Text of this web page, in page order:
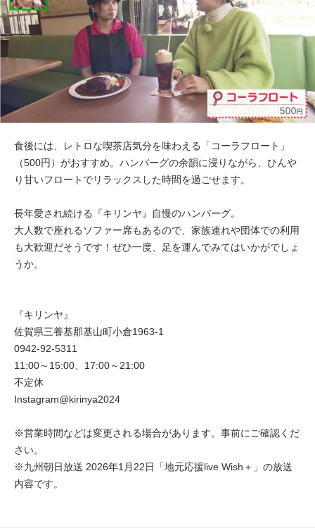
食後には、レトロな喫茶店気分を味わえる「コーラフロート」
（500円）がおすすめ。ハンバーグの余韻に浸りながら、ひんや
り甘いフロートでリラックスした時間を過ごせます。
長年愛され続ける『キリンヤ』自慢のハンバーグ。
大人数で座れるソファー席もあるので、家族連れや団体での利用
も大歓迎だそうです！ぜひ一度、足を運んでみてはいかがでしょ
うか。
『キリンヤ』
佐賀県三養基郡基山町小倉1963-1
0942-92-5311
11:00～15:00、17:00～21:00
不定休
Instagram@kirinya2024
※営業時間などは変更される場合があります。事前にご確認くだ
さい。
※九州朝日放送 2026年1月22日「地元応援live Wish＋」の放送
内容です。